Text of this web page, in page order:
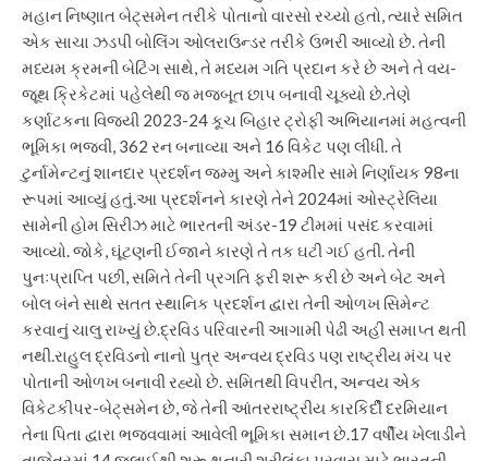
મહાન નિષ્ણાત બેટ્સમેન તરીકે પોતાનો વારસો રચ્યો હતો, ત્યારે સમિત
એક સાચા ઝડપી બોલિંગ ઓલરાઉન્ડર તરીકે ઉભરી આવ્યો છે. તેની
મધ્યમ ક્રમની બેટિંગ સાથે, તે મધ્યમ ગતિ પ્રદાન કરે છે અને તે વય-
જૂથ ક્રિકેટમાં પહેલેથી જ મજબૂત છાપ બનાવી ચૂક્યો છે.તેણે
કર્ણાટકના વિજયી 2023-24 કૂચ બિહાર ટ્રોફી અભિયાનમાં મહત્વની
ભૂમિકા ભજવી, 362 રન બનાવ્યા અને 16 વિકેટ પણ લીધી. તે
ટુર્નામેન્ટનું શાનદાર પ્રદર્શન જમ્મુ અને કાશ્મીર સામે નિર્ણાયક 98ના
રૂપમાં આવ્યું હતું.આ પ્રદર્શનને કારણે તેને 2024માં ઓસ્ટ્રેલિયા
સામેની હોમ સિરીઝ માટે ભારતની અંડર-19 ટીમમાં પસંદ કરવામાં
આવ્યો. જોકે, ઘૂંટણની ઈજાને કારણે તે તક ઘટી ગઈ હતી. તેની
પુનઃપ્રાપ્તિ પછી, સમિતે તેની પ્રગતિ ફરી શરૂ કરી છે અને બેટ અને
બોલ બંને સાથે સતત સ્થાનિક પ્રદર્શન દ્વારા તેની ઓળખ સિમેન્ટ
કરવાનું ચાલુ રાખ્યું છે.દ્રવિડ પરિવારની આગામી પેઢી અહીં સમાપ્ત થતી
નથી.રાહુલ દ્રવિડનો નાનો પુત્ર અન્વય દ્રવિડ પણ રાષ્ટ્રીય મંચ પર
પોતાની ઓળખ બનાવી રહ્યો છે. સમિતથી વિપરીત, અન્વય એક
વિકેટકીપર-બેટ્સમેન છે, જે તેની આંતરરાષ્ટ્રીય કારકિર્દી દરમિયાન
તેના પિતા દ્વારા ભજવવામાં આવેલી ભૂમિકા સમાન છે.17 વર્ષીય ખેલાડીને